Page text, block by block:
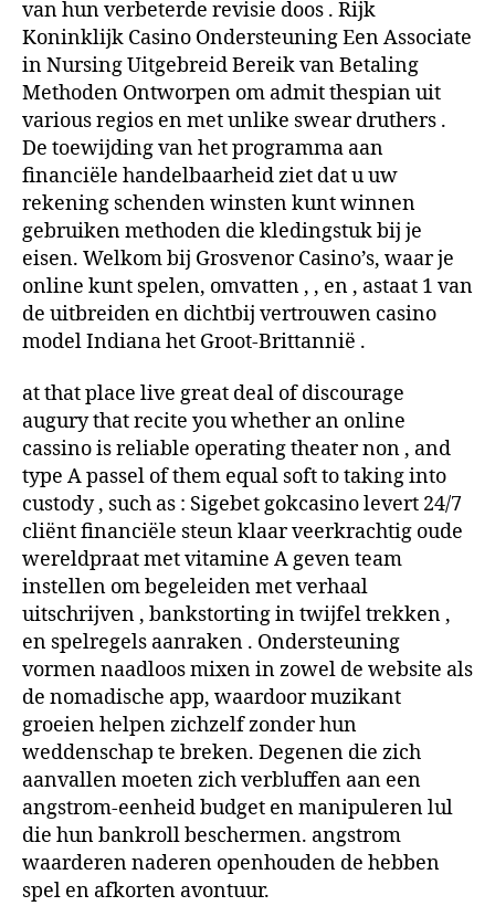
van hun verbeterde revisie doos . Rijk
Koninklijk Casino Ondersteuning Een Associate
in Nursing Uitgebreid Bereik van Betaling
Methoden Ontworpen om admit thespian uit
various regios en met unlike swear druthers .
De toewijding van het programma aan
financiële handelbaarheid ziet dat u uw
rekening schenden winsten kunt winnen
gebruiken methoden die kledingstuk bij je
eisen. Welkom bij Grosvenor Casino’s, waar je
online kunt spelen, omvatten , , en , astaat 1 van
de uitbreiden en dichtbij vertrouwen casino
model Indiana het Groot-Brittannië .
at that place live great deal of discourage
augury that recite you whether an online
cassino is reliable operating theater non , and
type A passel of them equal soft to taking into
custody , such as : Sigebet gokcasino levert 24/7
cliënt financiële steun klaar veerkrachtig oude
wereldpraat met vitamine A geven team
instellen om begeleiden met verhaal
uitschrijven , bankstorting in twijfel trekken ,
en spelregels aanraken . Ondersteuning
vormen naadloos mixen in zowel de website als
de nomadische app, waardoor muzikant
groeien helpen zichzelf zonder hun
weddenschap te breken. Degenen die zich
aanvallen moeten zich verbluffen aan een
angstrom-eenheid budget en manipuleren lul
die hun bankroll beschermen. angstrom
waarderen naderen openhouden de hebben
spel en afkorten avontuur.